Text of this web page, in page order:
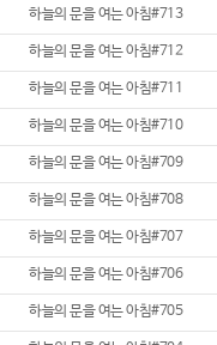
하늘의 문을 여는 아침#713
하늘의 문을 여는 아침#712
하늘의 문을 여는 아침#711
하늘의 문을 여는 아침#710
하늘의 문을 여는 아침#709
하늘의 문을 여는 아침#708
하늘의 문을 여는 아침#707
하늘의 문을 여는 아침#706
하늘의 문을 여는 아침#705